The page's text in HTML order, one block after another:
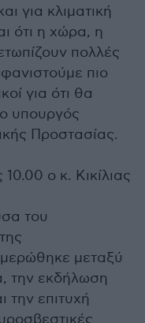
για κλιματική
ότι η χώρα, η
πολλές
πιο
για ότι θα
υπουργός
Προστασίας.
10.00 ο κ. Κικίλιας
του
μεταξύ
την εκδήλωση
την επιτυχή